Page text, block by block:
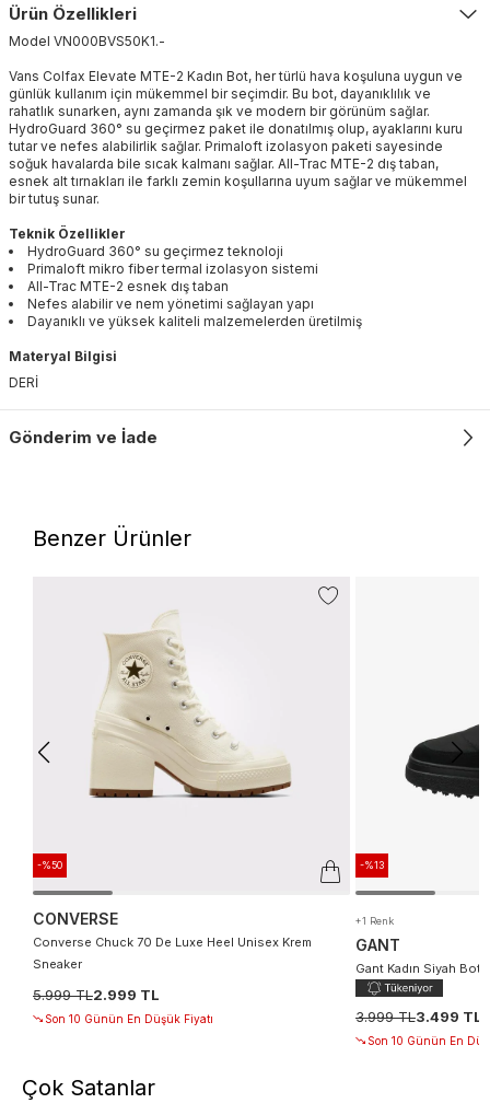
Ürün Özellikleri
Model VN000BVS50K1.-
Vans Colfax Elevate MTE-2 Kadın Bot, her türlü hava koşuluna uygun ve
günlük kullanım için mükemmel bir seçimdir. Bu bot, dayanıklılık ve
rahatlık sunarken, aynı zamanda şık ve modern bir görünüm sağlar.
HydroGuard 360° su geçirmez paket ile donatılmış olup, ayaklarını kuru
tutar ve nefes alabilirlik sağlar. Primaloft izolasyon paketi sayesinde
soğuk havalarda bile sıcak kalmanı sağlar. All-Trac MTE-2 dış taban,
esnek alt tırnakları ile farklı zemin koşullarına uyum sağlar ve mükemmel
bir tutuş sunar.
Teknik Özellikler
HydroGuard 360° su geçirmez teknoloji
Primaloft mikro fiber termal izolasyon sistemi
All-Trac MTE-2 esnek dış taban
Nefes alabilir ve nem yönetimi sağlayan yapı
Dayanıklı ve yüksek kaliteli malzemelerden üretilmiş
Materyal Bilgisi
DERİ
Gönderim ve İade
Benzer Ürünler
-%50
CONVERSE
Converse Chuck 70 De Luxe Heel Unisex Krem
Sneaker
5.999 TL2.999 TL
Son 10 Günün En Düşük Fiyatı
-%13
+1 Renk
GANT
Gant Kadın Siyah Bot
3.999 TL3.499 TL
Son 10 Günün En
Çok Satanlar